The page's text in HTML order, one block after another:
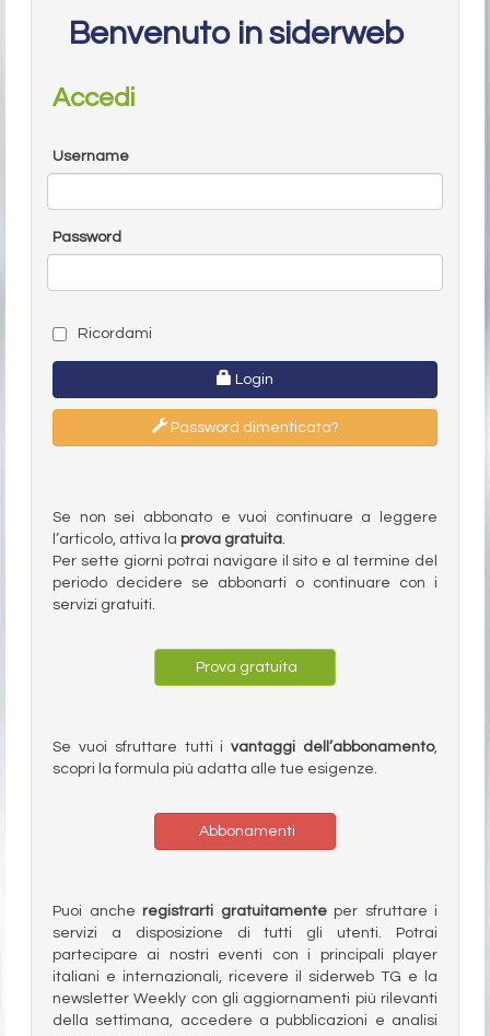
Benvenuto in siderweb
Accedi
Username
Password
Ricordami
Login
Password dimenticata?
Se non sei abbonato e vuoi continuare a leggere
l’articolo, attiva la prova gratuita.
Per sette giorni potrai navigare il sito e al termine del
periodo decidere se abbonarti o continuare con i
servizi gratuiti.
Prova gratuita
Se vuoi sfruttare tutti ivantaggi dell’abbonamento,
scopri la formula più adatta alle tue esigenze.
Abbonamenti
Puoi anche registrarti gratuitamenteper sfruttare i
servizi a disposizione di tutti gli utenti. Potrai
partecipare ai nostri eventi con i principali player
italiani e internazionali, ricevere il siderweb TG e la
newsletter Weekly con gli aggiornamenti più rilevanti
della settimana, accedere a pubblicazioni e analisi